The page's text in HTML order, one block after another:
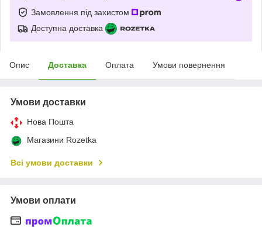
Замовлення під захистом
Доступна доставка
Опис Доставка Оплата Умови повернення
Умови доставки
Нова Пошта
Магазини Rozetka
Всі умови доставки
Умови оплати